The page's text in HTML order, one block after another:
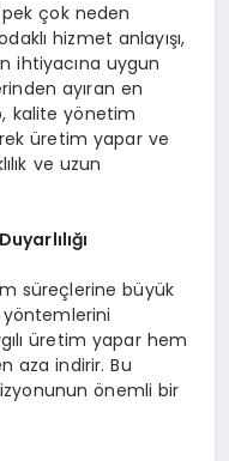
pek çok neden
hizmet anlayışı,
ihtiyacına uygun
ayıran en
kalite yönetim
üretim yapar ve
ve uzun
süreçlerine büyük
üretim yapar hem
aza indirir. Bu
önemli bir